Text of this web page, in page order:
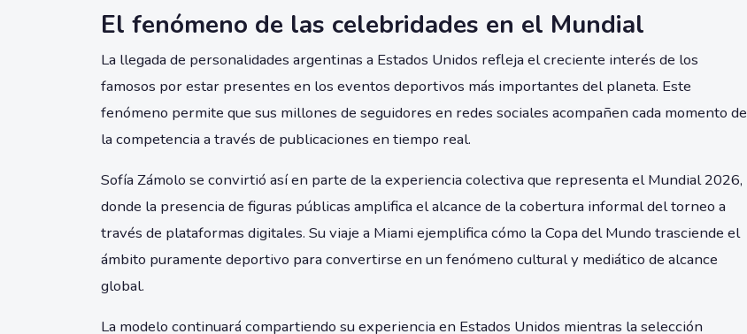
El fenómeno de las celebridades en el Mundial
La llegada de personalidades argentinas a Estados Unidos refleja el creciente interés de los
famosos por estar presentes en los eventos deportivos más importantes del planeta. Este
fenómeno permite que sus millones de seguidores en redes sociales acompañen cada momento de
la competencia a través de publicaciones en tiempo real.
Sofía Zámolo se convirtió así en parte de la experiencia colectiva que representa el Mundial 2026,
donde la presencia de figuras públicas amplifica el alcance de la cobertura informal del torneo a
través de plataformas digitales. Su viaje a Miami ejemplifica cómo la Copa del Mundo trasciende el
ámbito puramente deportivo para convertirse en un fenómeno cultural y mediático de alcance
global.
La modelo continuará compartiendo su experiencia en Estados Unidos mientras la selección